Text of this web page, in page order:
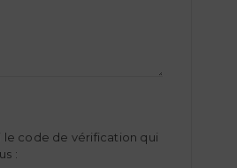
le code de vérification qui
: